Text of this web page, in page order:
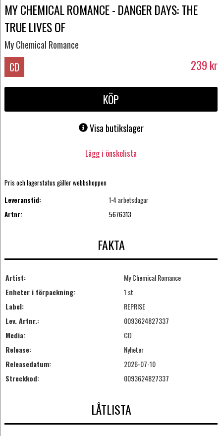
MY CHEMICAL ROMANCE - DANGER DAYS: THE
TRUE LIVES OF
My Chemical Romance
CD 239 kr
KÖP
Visa butikslager
Lägg i önskelista
Pris och lagerstatus gäller webbshoppen
Leveranstid:
1-4 arbetsdagar
Artnr:
5676313
FAKTA
Artist:
My Chemical Romance
Enheter i förpackning:
1 st
Label:
REPRISE
Lev. Artnr.:
0093624827337
Media:
CD
Release:
Nyheter
Releasedatum:
2026-07-10
Streckkod:
0093624827337
LÅTLISTA